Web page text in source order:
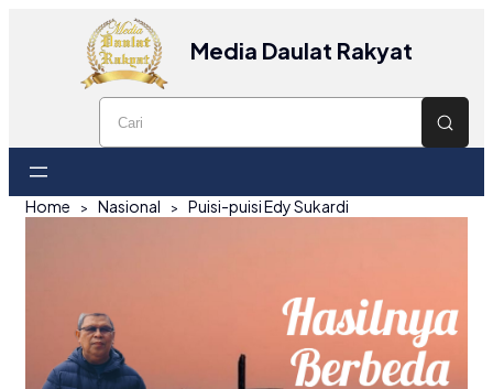
Media Daulat Rakyat
Home Nasional Puisi-puisi Edy Sukardi